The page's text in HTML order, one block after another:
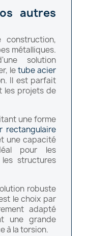
autres
métalliques.
solution
letube acier
Il est parfait
les projets de
une forme
rectangulaire
une capacité
pour les
structures
robuste
le choix par
adapté
une grande
à la torsion.